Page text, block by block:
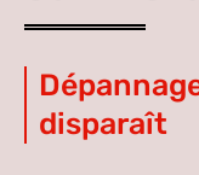
disparaît